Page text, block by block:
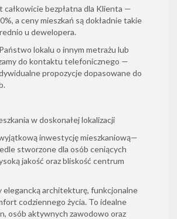
całkowicie bezpłatna dla Klienta —
a ceny mieszkań są dokładnie takie
u dewelopera.
lokalu o innym metrażu lub
do kontaktu telefonicznego —
propozycje dopasowane do
w doskonałej lokalizacji
inwestycję mieszkaniową—
stworzone dla osób ceniących
jakość oraz bliskość centrum
elegancką architekturę, funkcjonalne
codziennego życia. To idealne
osób aktywnych zawodowo oraz